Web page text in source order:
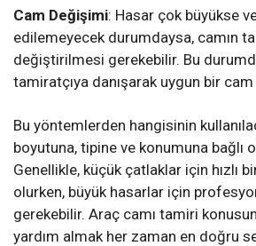
Cam Değişimi: Hasar çok büyükse
edilemeyecek durumdaysa, camın
değiştirilmesi gerekebilir. Bu
tamiratçıya danışarak uygun bir
Bu yöntemlerden hangisinin
boyutuna, tipine ve konumuna bağlı
Genellikle, küçük çatlaklar için hızlı
olurken, büyük hasarlar için
gerekebilir. Araç camı tamiri
yardım almak her zaman en doğru